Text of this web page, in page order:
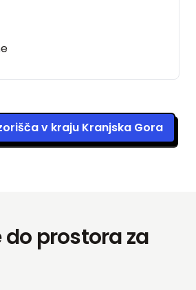
v kraju Kranjska Gora
prostora za